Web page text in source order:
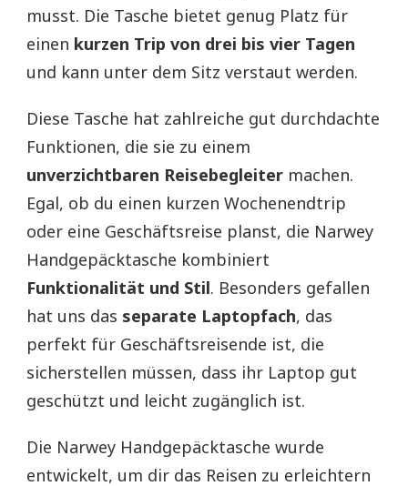
musst. Die Tasche bietet genug Platz für
einen kurzen Trip von drei bis vier Tagen
und kann unter dem Sitz verstaut werden.
Diese Tasche hat zahlreiche gut durchdachte
Funktionen, die sie zu einem
unverzichtbaren Reisebegleiter machen.
Egal, ob du einen kurzen Wochenendtrip
oder eine Geschäftsreise planst, die Narwey
Handgepäcktasche kombiniert
Funktionalität und Stil. Besonders gefallen
hat uns das separate Laptopfach, das
perfekt für Geschäftsreisende ist, die
sicherstellen müssen, dass ihr Laptop gut
geschützt und leicht zugänglich ist.
Die Narwey Handgepäcktasche wurde
entwickelt, um dir das Reisen zu erleichtern